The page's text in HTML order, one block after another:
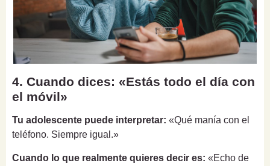
4. Cuando dices: «Estás todo el día con
el móvil»
Tu adolescente puede interpretar: «Qué manía con el
teléfono. Siempre igual.»
Cuando lo que realmente quieres decir es: «Echo de